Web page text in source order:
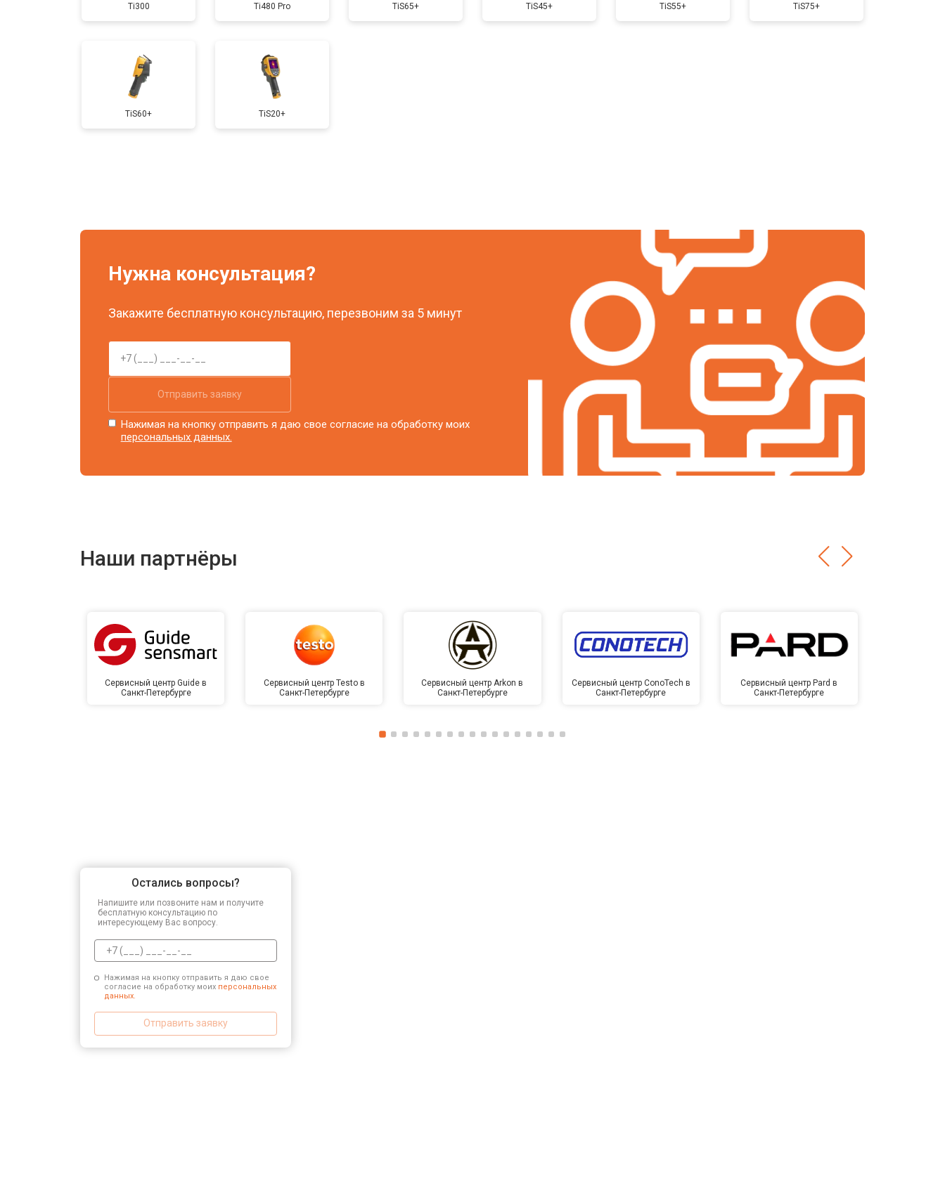
Ti300 Ti480 Pro TiS65+ TiS45+ TiS55+ TiS75+
TiS60+ TiS20+
Нужна консультация?
Закажите бесплатную консультацию, перезвоним за 5 минут
Отправить заявку
Нажимая на кнопку отправить я даю свое согласие на обработку моих
персональных данных.
Наши партнёры
Сервисный центр Guide в
Санкт-Петербурге
Сервисный центр Testo в
Санкт-Петербурге
Сервисный центр Arkon в
Санкт-Петербурге
Сервисный центр ConoTech в
Санкт-Петербурге
Сервисный центр Pard в
Санкт-Петербурге
Остались вопросы?
Напишите или позвоните нам и получите
бесплатную консультацию по
интересующему Вас вопросу.
Нажимая на кнопку отправить я даю свое
согласие на обработку моих персональных
данных.
Отправить заявку